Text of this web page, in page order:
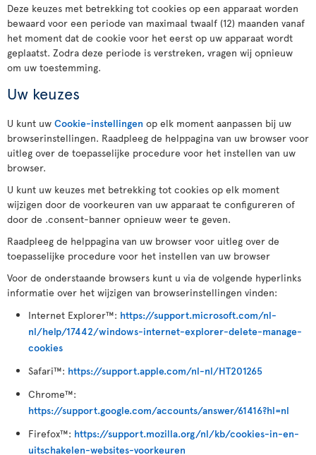
Deze keuzes met betrekking tot cookies op een apparaat worden
bewaard voor een periode van maximaal twaalf (12) maanden vanaf
het moment dat de cookie voor het eerst op uw apparaat wordt
geplaatst. Zodra deze periode is verstreken, vragen wij opnieuw
om uw toestemming.
Uw keuzes
U kunt uw Cookie-instellingen op elk moment aanpassen bij uw
browserinstellingen. Raadpleeg de helppagina van uw browser voor
uitleg over de toepasselijke procedure voor het instellen van uw
browser.
U kunt uw keuzes met betrekking tot cookies op elk moment
wijzigen door de voorkeuren van uw apparaat te configureren of
door de .consent-banner opnieuw weer te geven.
Raadpleeg de helppagina van uw browser voor uitleg over de
toepasselijke procedure voor het instellen van uw browser
Voor de onderstaande browsers kunt u via de volgende hyperlinks
informatie over het wijzigen van browserinstellingen vinden:
Internet Explorer™: https://support.microsoft.com/nl-
nl/help/17442/windows-internet-explorer-delete-manage-
cookies
Safari™: https://support.apple.com/nl-nl/HT201265
Chrome™:
https://support.google.com/accounts/answer/61416?hl=nl
Firefox™: https://support.mozilla.org/nl/kb/cookies-in-en-
uitschakelen-websites-voorkeuren